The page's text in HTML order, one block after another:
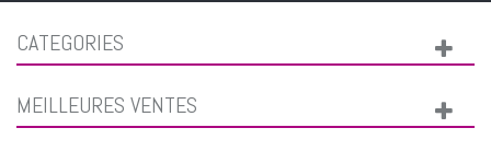
CATEGORIES
MEILLEURES VENTES